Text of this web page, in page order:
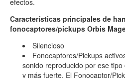
efectos.
Características principales de
fonocaptores/pickups Orbis
Silencioso
Fonocaptores/Pickups
sonido reproducido por ese
y más fuerte. El Fonocaptor/